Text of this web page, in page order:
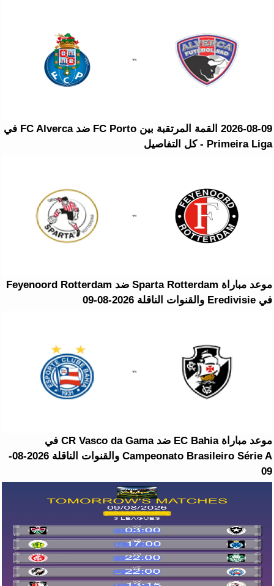
2026-08-09 القمة المرتقبة بين FC Porto ضد FC Alverca في
Primeira Liga - كل التفاصيل
موعد مباراة Sparta Rotterdam ضد Feyenoord Rotterdam
في Eredivisie والقنوات الناقلة 2026-08-09
موعد مباراة EC Bahia ضد CR Vasco da Gama في
Campeonato Brasileiro Série A والقنوات الناقلة 2026-08-
09